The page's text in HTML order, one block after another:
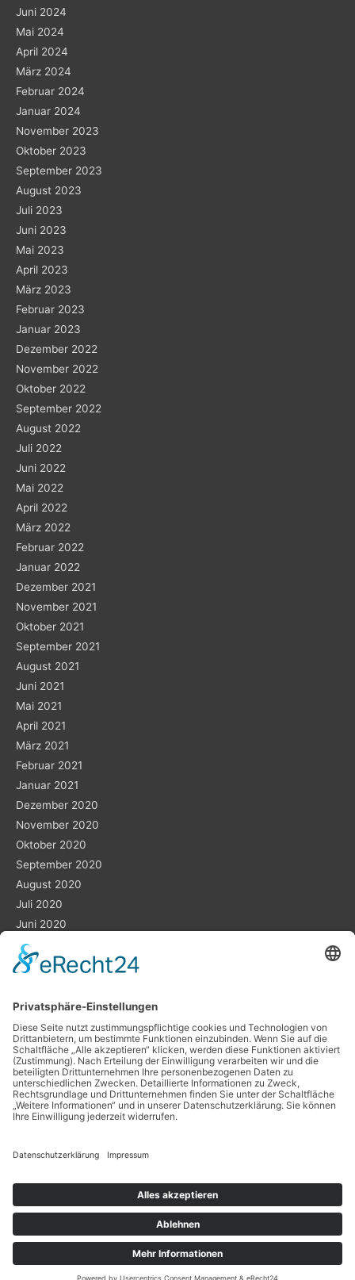
Juni 2024
Mai 2024
April 2024
März 2024
Februar 2024
Januar 2024
November 2023
Oktober 2023
September 2023
August 2023
Juli 2023
Juni 2023
Mai 2023
April 2023
März 2023
Februar 2023
Januar 2023
Dezember 2022
November 2022
Oktober 2022
September 2022
August 2022
Juli 2022
Juni 2022
Mai 2022
April 2022
März 2022
Februar 2022
Januar 2022
Dezember 2021
November 2021
Oktober 2021
September 2021
August 2021
Juni 2021
Mai 2021
April 2021
März 2021
Februar 2021
Januar 2021
Dezember 2020
November 2020
Oktober 2020
September 2020
August 2020
Juli 2020
Juni 2020
Mai 2020
März 2020
Planung ist das „A“ und „O“
Datenschutz
Copyright © 2026Projekt Eigenheim| Powered byAstra
WordPress-Theme